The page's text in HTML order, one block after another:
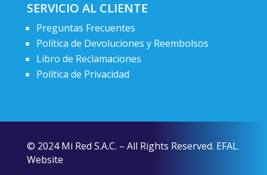
SERVICIO AL CLIENTE
Preguntas Frecuentes
Política de Devoluciones y Reembolsos
Libro de Reclamaciones
Política de Privacidad
© 2024 Mi Red S.A.C. – All Rights Reserved. EFAL.
Website